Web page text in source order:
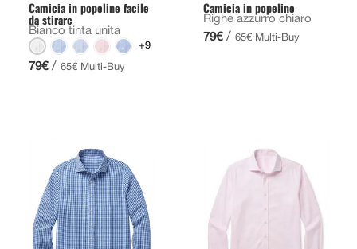
Camicia in popeline facile
da stirare
Bianco tinta unita
+9
79€ / 65€ Multi-Buy
Camicia in popeline
Righe azzurro chiaro
79€ / 65€ Multi-Buy